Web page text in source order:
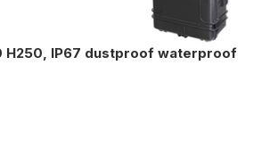
H250, IP67 dustproof waterproof